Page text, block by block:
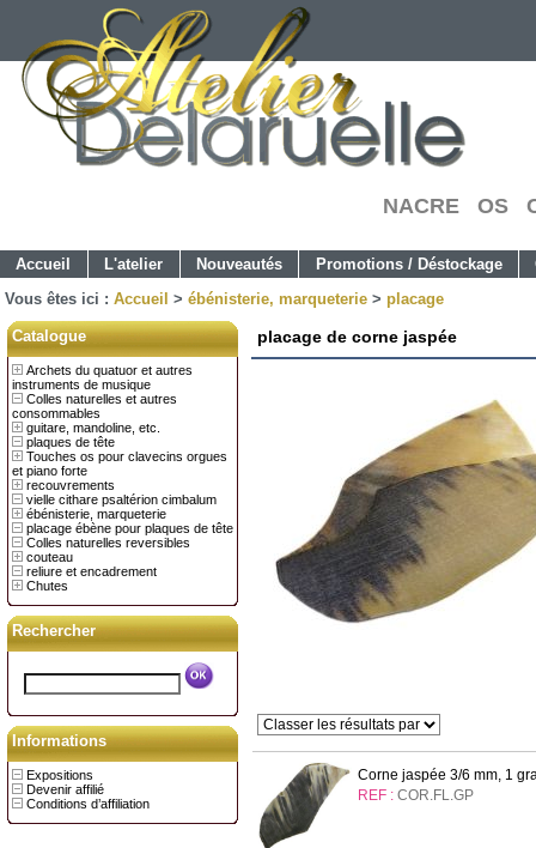
NACRE OS
Accueil L'atelier Nouveautés Promotions / Déstockage
Vous êtes ici : Accueil > ébénisterie, marqueterie > placage
Catalogue
Archets du quatuor et autres
instruments de musique
Colles naturelles et autres
consommables
guitare, mandoline, etc.
plaques de tête
Touches os pour clavecins orgues
et piano forte
recouvrements
vielle cithare psaltérion cimbalum
ébénisterie, marqueterie
placage ébène pour plaques de tête
Colles naturelles reversibles
couteau
reliure et encadrement
Chutes
Rechercher
Informations
Expositions
Devenir affilié
Conditions d’affiliation
placage de corne jaspée
Corne jaspée 3/6 mm, 1
REF : COR.FL.GP